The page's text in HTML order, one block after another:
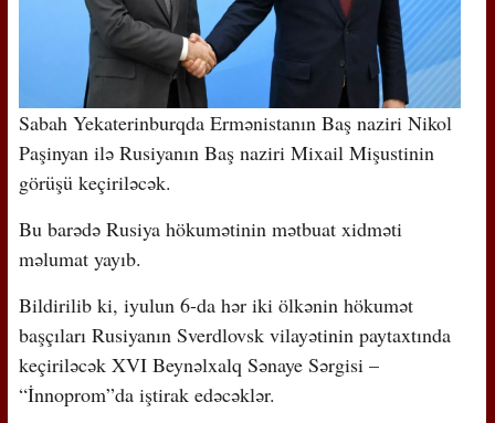
Sabah Yekaterinburqda Ermənistanın Baş naziri Nikol
Paşinyan ilə Rusiyanın Baş naziri Mixail Mişustinin
görüşü keçiriləcək.
Bu barədə Rusiya hökumətinin mətbuat xidməti
məlumat yayıb.
Bildirilib ki, iyulun 6-da hər iki ölkənin hökumət
başçıları Rusiyanın Sverdlovsk vilayətinin paytaxtında
keçiriləcək XVI Beynəlxalq Sənaye Sərgisi –
“İnnoprom”da iştirak edəcəklər.